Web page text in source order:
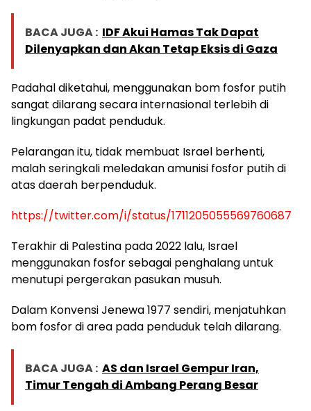
BACA JUGA : IDF Akui Hamas Tak Dapat
Dilenyapkan dan Akan Tetap Eksis di Gaza
Padahal diketahui, menggunakan bom fosfor putih
sangat dilarang secara internasional terlebih di
lingkungan padat penduduk.
Pelarangan itu, tidak membuat Israel berhenti,
malah seringkali meledakan amunisi fosfor putih di
atas daerah berpenduduk.
https://twitter.com/i/status/1711205055569760687
Terakhir di Palestina pada 2022 lalu, Israel
menggunakan fosfor sebagai penghalang untuk
menutupi pergerakan pasukan musuh.
Dalam Konvensi Jenewa 1977 sendiri, menjatuhkan
bom fosfor di area pada penduduk telah dilarang.
BACA JUGA : AS dan Israel Gempur Iran,
Timur Tengah di Ambang Perang Besar